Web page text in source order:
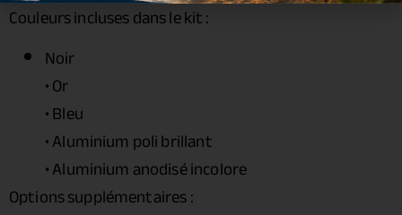
Couleurs incluses dans le kit :
Noir
• Or
• Bleu
• Aluminium poli brillant
• Aluminium anodisé incolore
Options supplémentaires :